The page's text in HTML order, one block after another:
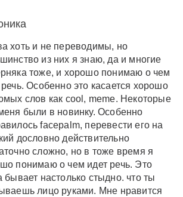
хоть и не переводимы, но
из них я знаю, да и многие
тоже, и хорошо понимаю о чем
речь. Особенно это касается хорошо
слов как cool, meme. Некоторые
были в новинку. Особенно
facepalm, перевести его на
дословно действительно
сложно, но в тоже время я
понимаю о чем идет речь. Это
бывает настолько стыдно. что ты
лицо руками. Мне нравится